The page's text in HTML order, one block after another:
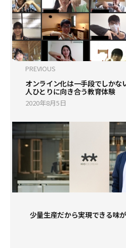
PREVIOUS
オンライン化は一手段でしかな
人ひとりに向き合う教育体験
2020年8月5日
少量生産だから実現できる味